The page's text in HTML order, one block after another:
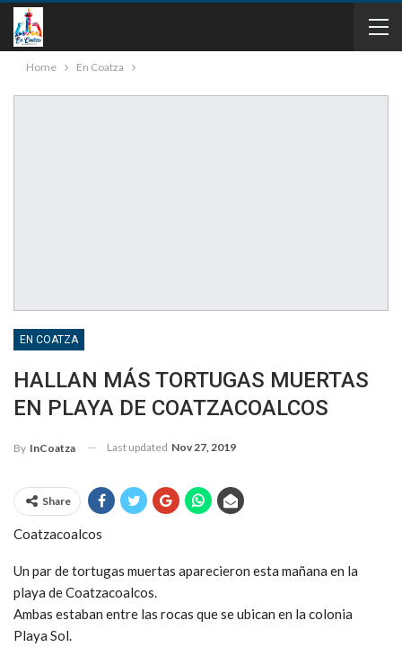
Home En Coatza
EN COATZA
HALLAN MÁS TORTUGAS MUERTAS
EN PLAYA DE COATZACOALCOS
By InCoatza Last updated Nov 27, 2019
Share
Coatzacoalcos
Un par de tortugas muertas aparecieron esta mañana en la
playa de Coatzacoalcos.
Ambas estaban entre las rocas que se ubican en la colonia
Playa Sol.